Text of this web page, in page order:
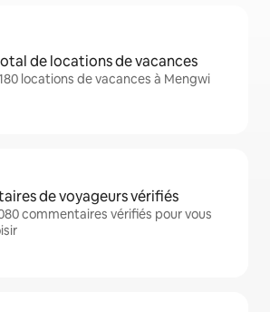
de locations de vacances
locations de vacances à Mengwi
de voyageurs vérifiés
commentaires vérifiés pour vous